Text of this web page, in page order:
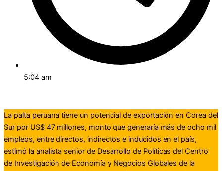
5:04 am
La palta peruana tiene un potencial de exportación en Corea del
Sur por US$ 47 millones, monto que generaría más de ocho mil
empleos, entre directos, indirectos e inducidos en el país,
estimó la analista senior de Desarrollo de Políticas del Centro
de Investigación de Economía y Negocios Globales de la